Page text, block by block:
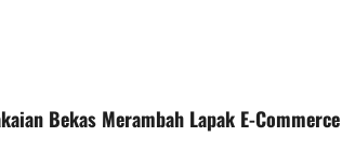
Bekas Merambah Lapak E-Commerce